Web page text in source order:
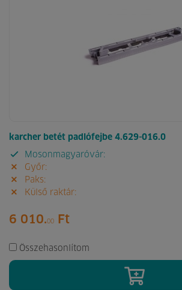
karcher betét padlófejbe 4.629-016.0
Mosonmagyaróvár:
Győr:
Paks:
Külső raktár:
6 010.00 Ft
Összehasonlítom